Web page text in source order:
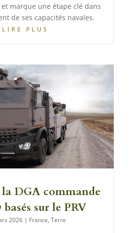
marque une étape clé dans
de ses capacités navales.
LIRE PLUS
la DGA commande
basés sur le PRV
2026 | France,Terre